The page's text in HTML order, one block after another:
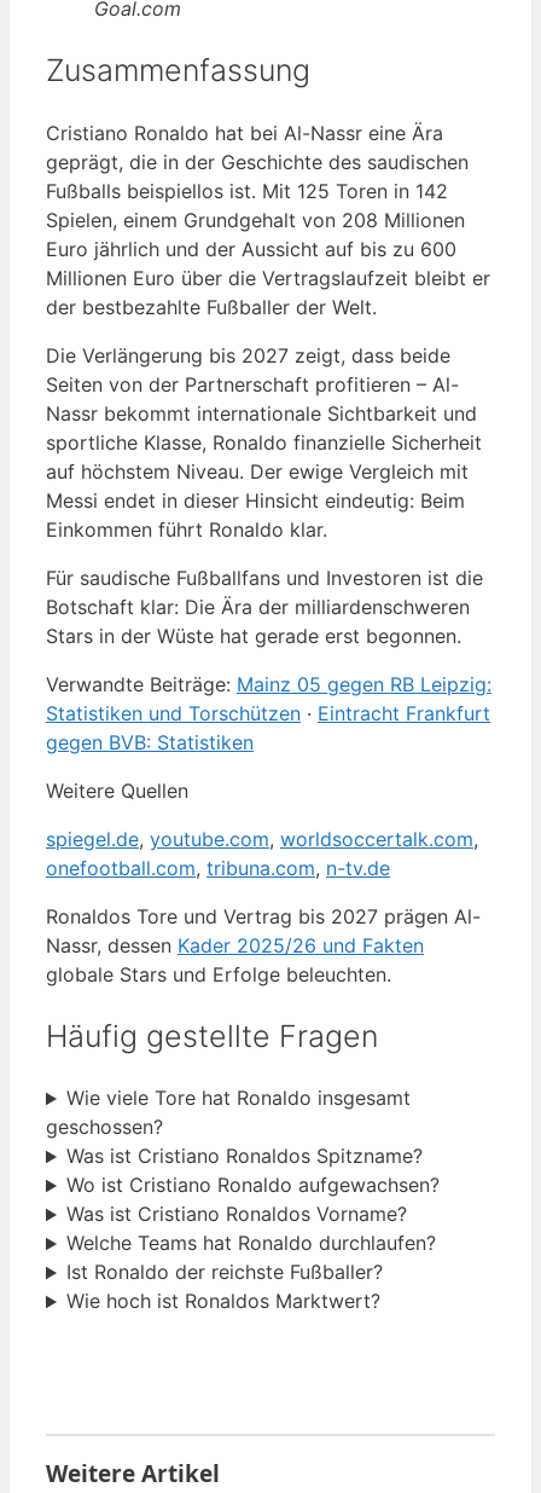
Goal.com
Zusammenfassung
Cristiano Ronaldo hat bei Al-Nassr eine Ära
geprägt, die in der Geschichte des saudischen
Fußballs beispiellos ist. Mit 125 Toren in 142
Spielen, einem Grundgehalt von 208 Millionen
Euro jährlich und der Aussicht auf bis zu 600
Millionen Euro über die Vertragslaufzeit bleibt er
der bestbezahlte Fußballer der Welt.
Die Verlängerung bis 2027 zeigt, dass beide
Seiten von der Partnerschaft profitieren – Al-
Nassr bekommt internationale Sichtbarkeit und
sportliche Klasse, Ronaldo finanzielle Sicherheit
auf höchstem Niveau. Der ewige Vergleich mit
Messi endet in dieser Hinsicht eindeutig: Beim
Einkommen führt Ronaldo klar.
Für saudische Fußballfans und Investoren ist die
Botschaft klar: Die Ära der milliardenschweren
Stars in der Wüste hat gerade erst begonnen.
Verwandte Beiträge: Mainz 05 gegen RB Leipzig:
Statistiken und Torschützen · Eintracht Frankfurt
gegen BVB: Statistiken
Weitere Quellen
spiegel.de, youtube.com, worldsoccertalk.com,
onefootball.com, tribuna.com, n-tv.de
Ronaldos Tore und Vertrag bis 2027 prägen Al-
Nassr, dessen Kader 2025/26 und Fakten
globale Stars und Erfolge beleuchten.
Häufig gestellte Fragen
Wie viele Tore hat Ronaldo insgesamt
geschossen?
Was ist Cristiano Ronaldos Spitzname?
Wo ist Cristiano Ronaldo aufgewachsen?
Was ist Cristiano Ronaldos Vorname?
Welche Teams hat Ronaldo durchlaufen?
Ist Ronaldo der reichste Fußballer?
Wie hoch ist Ronaldos Marktwert?
Weitere Artikel